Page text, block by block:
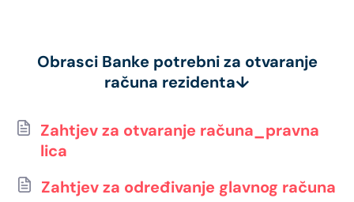
Obrasci Banke potrebni za otvaranje
računa rezidenta↓
Zahtjev za otvaranje računa_pravna
lica
Zahtjev za određivanje glavnog računa